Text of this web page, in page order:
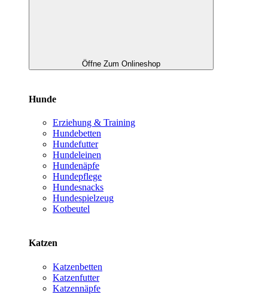
Öffne Zum Onlineshop
Hunde
Erziehung & Training
Hundebetten
Hundefutter
Hundeleinen
Hundenäpfe
Hundepflege
Hundesnacks
Hundespielzeug
Kotbeutel
Katzen
Katzenbetten
Katzenfutter
Katzennäpfe